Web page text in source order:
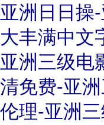
亚洲日日操
大丰满中文
亚洲三级电
清免费-亚
伦理-亚洲